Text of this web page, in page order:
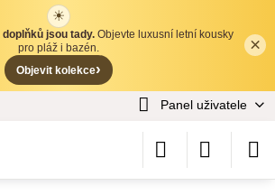
✕
×
☀
jsou tady. Objevte luxusní letní kousky
pro pláž i bazén.
Objevit kolekce›
Panel uživatele